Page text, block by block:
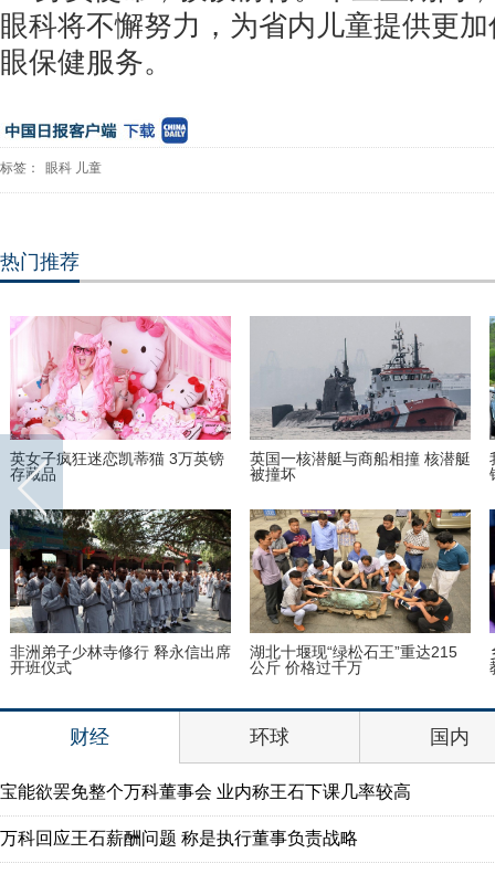
眼科将不懈努力，为省内儿童提供更
眼保健服务。
标签： 眼科 儿童
热门推荐
英女子疯狂迷恋凯蒂猫 3万英镑
存藏品
英国一核潜艇与商船相撞 核潜艇
被撞坏
非洲弟子少林寺修行 释永信出席
开班仪式
湖北十堰现“绿松石王”重达215
公斤 价格过千万
财经 环球 国内
宝能欲罢免整个万科董事会 业内称王石下课几率较高
万科回应王石薪酬问题 称是执行董事负责战略